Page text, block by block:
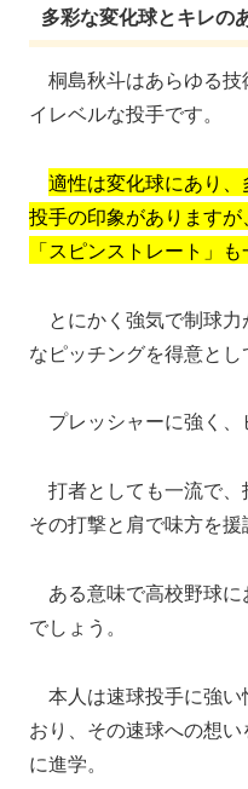
多彩な変化球とキレの
桐島秋斗はあらゆる
イレベルな投手です。
適性は変化球にあり
投手の印象があります
「スピンストレート」も
とにかく強気で制球
なピッチングを得意とし
プレッシャーに強く、
打者としても一流で、
その打撃と肩で味方を援
ある意味で高校野球
でしょう。
本人は速球投手に強
おり、その速球への想
に進学。